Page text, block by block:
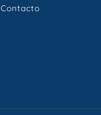
Contacto